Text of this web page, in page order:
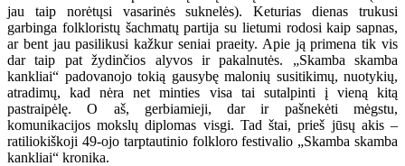
jau taip norėtųsi vasarinės suknelės). Keturias dienas trukusi
garbinga folkloristų šachmatų partija su lietumi rodosi kaip sapnas,
ar bent jau pasilikusi kažkur seniai praeity. Apie ją primena tik vis
dar taip pat žydinčios alyvos ir pakalnutės. „Skamba skamba
kankliai“ padovanojo tokią gausybę malonių susitikimų, nuotykių,
atradimų, kad nėra net minties visa tai sutalpinti į vieną kitą
pastraipėlę. O aš, gerbiamieji, dar ir pašnekėti mėgstu,
komunikacijos mokslų diplomas visgi. Tad štai, prieš jūsų akis –
ratiliokiškoji 49-ojo tarptautinio folkloro festivalio „Skamba skamba
kankliai“ kronika.